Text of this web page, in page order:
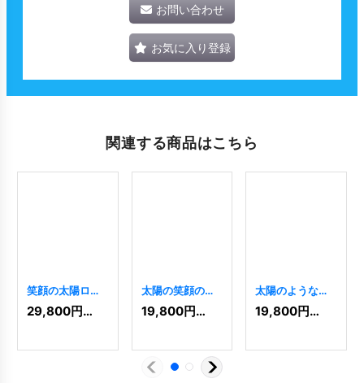
お問い合わせ
お気に入り登録
関連する商品はこちら
笑顔の太陽ロゴ
[5861]
29,800円(税込)
太陽の笑顔のロ
ゴ[ 9117]
19,800円(税込)
太陽のような笑
顔ロゴ [9172
19,800円(税込)